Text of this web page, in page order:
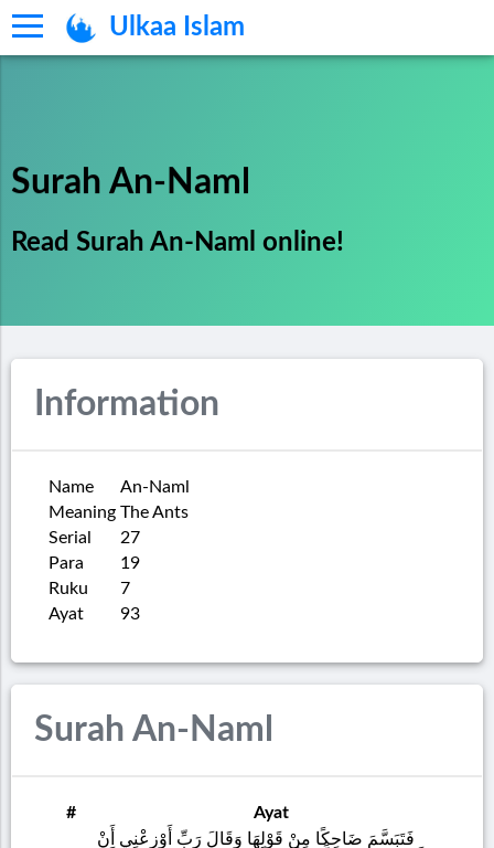
Ulkaa Islam
Surah An-Naml
Read Surah An-Naml online!
Information
Name
An-Naml
Meaning The Ants
Serial
27
Para
19
Ruku
7
Ayat
93
Surah An-Naml
# Ayat
فَتَبَسَّمَ ضَاحِكًا مِنْ قَوْلِهَا وَقَالَ رَبِّ أَوْزِعْنِي أَنْ